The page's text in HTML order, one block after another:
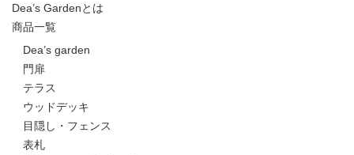
Dea’s Gardenとは
商品一覧
Dea’s garden
門扉
テラス
ウッドデッキ
目隠し・フェンス
表札